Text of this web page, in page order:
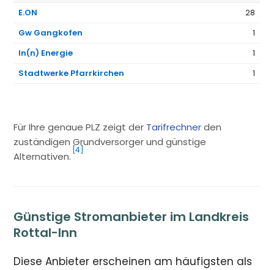
E.ON
28
Gw Gangkofen
1
In(n) Energie
1
Stadtwerke Pfarrkirchen
1
Für Ihre genaue PLZ zeigt der Tarifrechnerden
zuständigen Grundversorger und günstige
Alternativen.
[4]
Günstige Stromanbieter im Landkreis
Rottal-Inn
Diese Anbieter erscheinen am häufigsten als